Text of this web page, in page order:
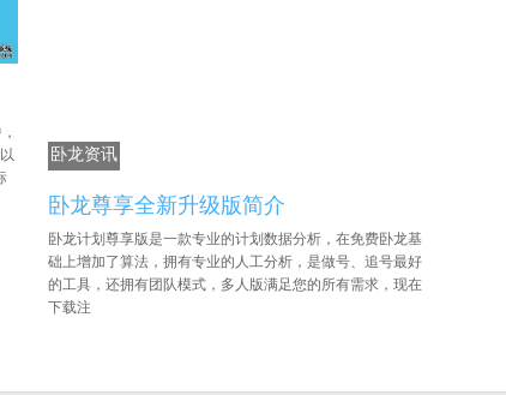
卧龙资讯
卧龙尊享全新升级版简介
卧龙计划尊享版是一款专业的计划数据分析，在免费卧龙基
础上增加了算法，拥有专业的人工分析，是做号、追号最好
的工具，还拥有团队模式，多人版满足您的所有需求，现在
下载注